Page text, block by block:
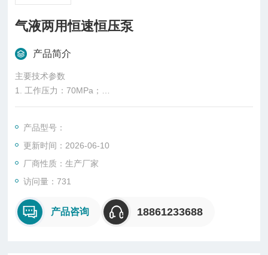
气液两用恒速恒压泵
产品简介
主要技术参数
1. 工作压力：70MPa；
2. 恒压精度：±0.1%F·S；
4. 流量调节范围：0.01～45ml/min；
5. 单泵容积：100ml ，双缸设计；
6. 电源电压：220V,50Hz
7. 电源功率：0.8Kw
高压恒速恒压泵由控制器和泵体组成，其能够提供各种不同的操
作模式，标准的操作模式
产品型号：
更新时间：2026-06-10
厂商性质：生产厂家
访问量：731
产品咨询 18861233688